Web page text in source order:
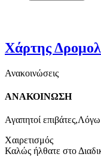
Χάρτης
Ανακοινώσεις
ΑΝΑΚΟΙΝΩΣΗ
Αγαπητοί
Χαιρετισμός
Καλώς ήλθατε στο